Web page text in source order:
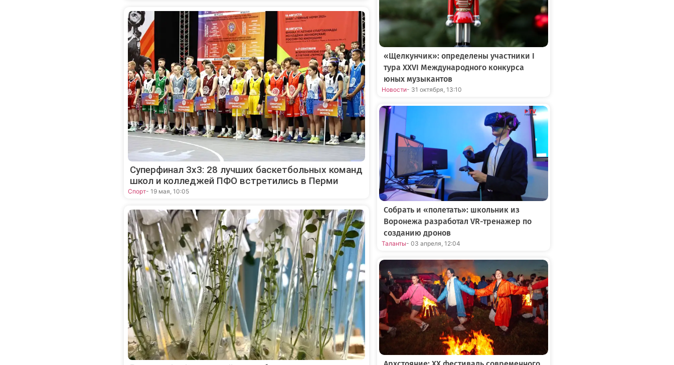
Суперфинал 3х3: 28 лучших баскетбольных команд
школ и колледжей ПФО встретились в Перми
Спорт- 19 мая, 10:05
«Щелкунчик»: определены участники I
тура XXVI Международного конкурса
юных музыкантов
Новости- 31 октября, 13:10
Собрать и «полетать»: школьник из
Воронежа разработал VR-тренажер по
созданию дронов
Таланты- 03 апреля, 12:04